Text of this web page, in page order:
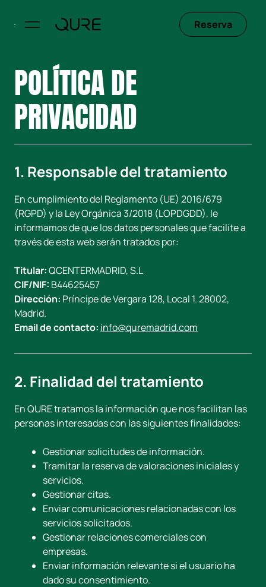
Reserva
POLÍTICA DE
PRIVACIDAD
1. Responsable del tratamiento
En cumplimiento del Reglamento (UE) 2016/679
(RGPD) y la Ley Orgánica 3/2018 (LOPDGDD), le
informamos de que los datos personales que facilite a
través de esta web serán tratados por:
Titular:QCENTERMADRID, S.L
CIF/NIF: B44625457
Dirección: Príncipe de Vergara 128, Local 1. 28002,
Madrid.
Email de contacto: info@quremadrid.com
2. Finalidad del tratamiento
En QURE tratamos la información que nos facilitan las
personas interesadas con las siguientes finalidades:
Gestionar solicitudes de información.
Tramitar la reserva de valoraciones iniciales y
servicios.
Gestionar citas.
Enviar comunicaciones relacionadas con los
servicios solicitados.
Gestionar relaciones comerciales con
empresas.
Enviar información relevante si el usuario ha
dado su consentimiento.